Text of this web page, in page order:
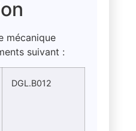
mécanique
suivant :
DGL.B012